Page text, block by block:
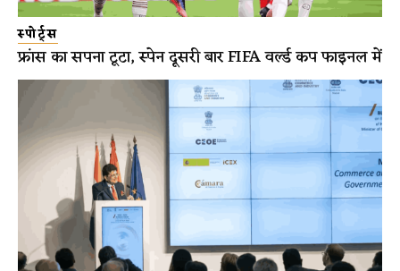
स्पोर्ट्स
फ्रांस का सपना टूटा, स्पेन दूसरी बार FIFA वर्ल्ड कप फाइनल में